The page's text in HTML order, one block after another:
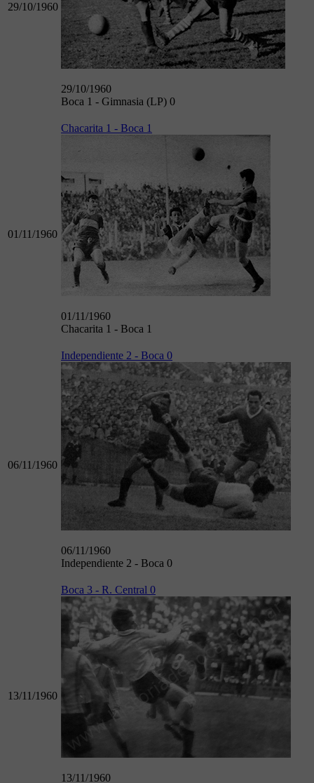
29/10/1960
29/10/1960
Boca 1 - Gimnasia (LP) 0
01/11/1960
Chacarita 1 - Boca 1
01/11/1960
Chacarita 1 - Boca 1
06/11/1960
Independiente 2 - Boca 0
06/11/1960
Independiente 2 - Boca 0
13/11/1960
Boca 3 - R. Central 0
13/11/1960